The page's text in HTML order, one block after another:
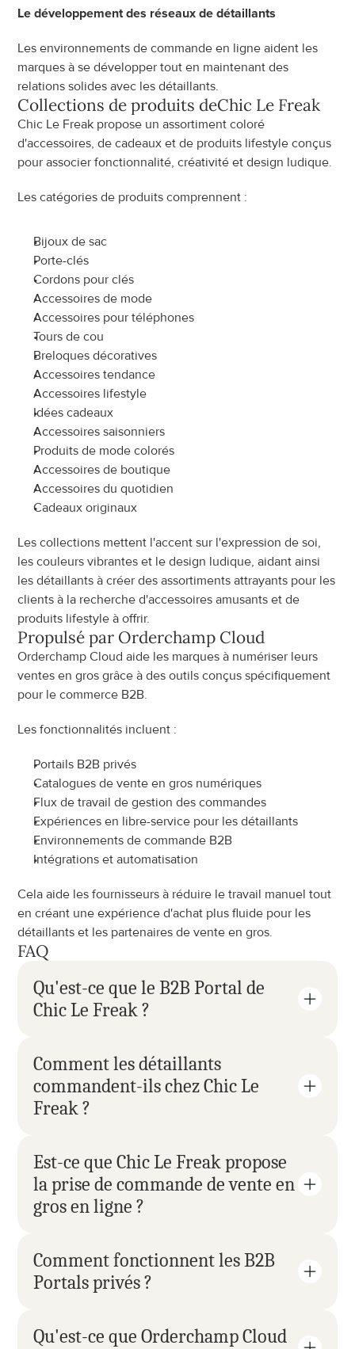
Le développement des réseaux de détaillants
Les environnements de commande en ligne aident les
marques à se développer tout en maintenant des
relations solides avec les détaillants.
Collections de produits deChic Le Freak
Chic Le Freak propose un assortiment coloré
d'accessoires, de cadeaux et de produits lifestyle conçus
pour associer fonctionnalité, créativité et design ludique.
Les catégories de produits comprennent :
Bijoux de sac
Porte-clés
Cordons pour clés
Accessoires de mode
Accessoires pour téléphones
Tours de cou
Breloques décoratives
Accessoires tendance
Accessoires lifestyle
Idées cadeaux
Accessoires saisonniers
Produits de mode colorés
Accessoires de boutique
Accessoires du quotidien
Cadeaux originaux
Les collections mettent l'accent sur l'expression de soi,
les couleurs vibrantes et le design ludique, aidant ainsi
les détaillants à créer des assortiments attrayants pour les
clients à la recherche d'accessoires amusants et de
produits lifestyle à offrir.
Propulsé par Orderchamp Cloud
Orderchamp Cloud aide les marques à numériser leurs
ventes en gros grâce à des outils conçus spécifiquement
pour le commerce B2B.
Les fonctionnalités incluent :
Portails B2B privés
Catalogues de vente en gros numériques
Flux de travail de gestion des commandes
Expériences en libre-service pour les détaillants
Environnements de commande B2B
Intégrations et automatisation
Cela aide les fournisseurs à réduire le travail manuel tout
en créant une expérience d'achat plus fluide pour les
détaillants et les partenaires de vente en gros.
FAQ
Qu'est-ce que le B2B Portal de
Chic Le Freak ?
Comment les détaillants
commandent-ils chez Chic Le
Freak ?
Est-ce que Chic Le Freak propose
la prise de commande de vente en
gros en ligne ?
Comment fonctionnent les B2B
Portals privés ?
Qu'est-ce que Orderchamp Cloud